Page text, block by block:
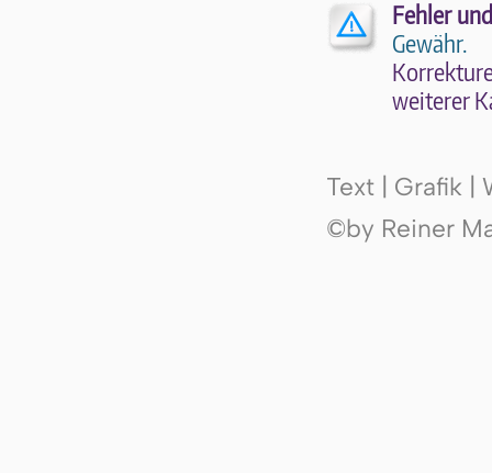
Fehler
Gewähr.
wei­te­rer
Text | Grafik |
©by Reiner